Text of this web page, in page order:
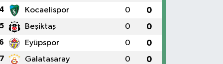
4 Kocaelispor 0 0
5 Beşiktaş 0 0
6 Eyüpspor 0 0
7 Galatasaray 0 0